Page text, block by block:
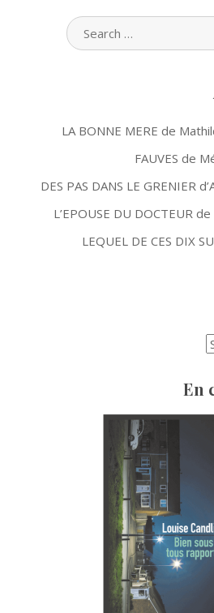
SEARCH
FOR:
LA BONNE MERE de
FAUVES de
DES PAS DANS LE GRENIER
L’EPOUSE DU DOCTEUR
LEQUEL DE CES DIX
En